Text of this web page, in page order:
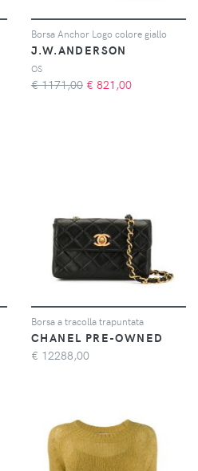
Borsa Anchor Logo colore giallo
J.W.ANDERSON
OS
€ 1171,00 € 821,00
Borsa a tracolla trapuntata
CHANEL PRE-OWNED
€ 12288,00